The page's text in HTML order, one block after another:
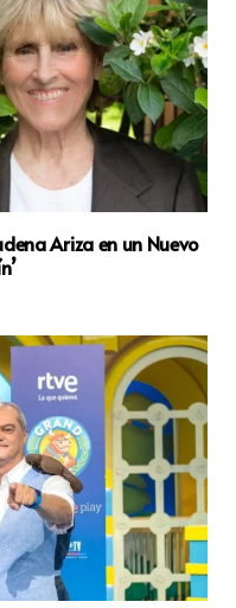
Ariza en un Nuevo